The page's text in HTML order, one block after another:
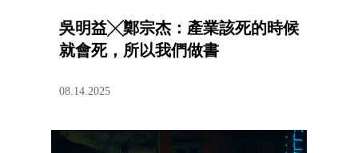
吳明益╳鄭宗杰：產業該死的時候
就會死，所以我們做書
08.14.2025